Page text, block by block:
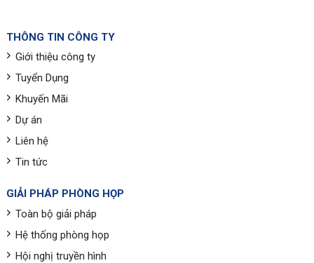
THÔNG TIN CÔNG TY
Giới thiệu công ty
Tuyển Dụng
Khuyến Mãi
Dự án
Liên hệ
Tin tức
GIẢI PHÁP PHÒNG HỌP
Toàn bộ giải pháp
Hệ thống phòng họp
Hội nghị truyền hình